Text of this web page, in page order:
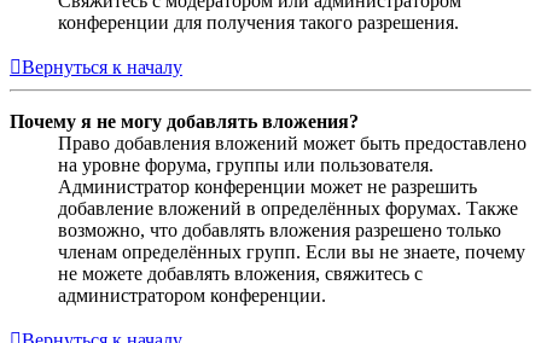
конференции для получения такого разрешения.
Вернуться к началу
Почему я не могу добавлять вложения?
Право добавления вложений может быть предоставлено
на уровне форума, группы или пользователя.
Администратор конференции может не разрешить
добавление вложений в определённых форумах. Также
возможно, что добавлять вложения разрешено только
членам определённых групп. Если вы не знаете, почему
не можете добавлять вложения, свяжитесь с
администратором конференции.